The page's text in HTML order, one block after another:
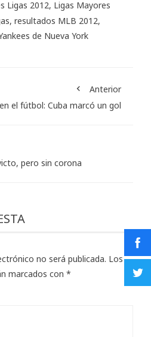
Ligas 2012, Ligas Mayores
, resultados MLB 2012,
de Nueva York
Anterior
el fútbol: Cuba marcó un gol
pero sin corona
no será publicada. Los
marcados con *